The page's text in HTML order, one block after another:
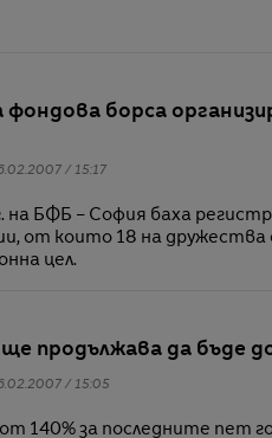
фондова борса
/ 15:17
на БФБ – София баха
от които 18 на дружества
цел.
продължава да бъде
/ 15:05
140% за последните пет